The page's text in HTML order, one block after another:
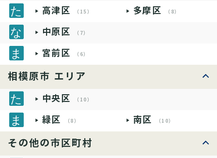
高津区 （15） 多摩区 （8）
中原区 （7）
宮前区 （6）
相模原市 エリア
中央区 （10）
緑区 （8） 南区 （10）
その他の市区町村